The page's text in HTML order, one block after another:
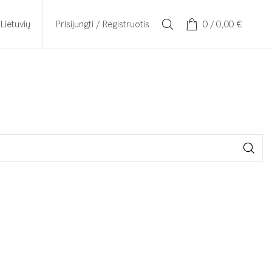
Lietuvių Prisijungti / Registruotis 0 / 0,00 €